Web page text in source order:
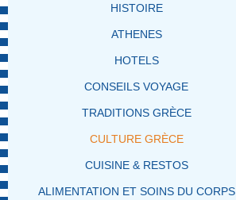
HISTOIRE
ATHENES
HOTELS
CONSEILS VOYAGE
TRADITIONS GRÈCE
CULTURE GRÈCE
CUISINE & RESTOS
ALIMENTATION ET SOINS DU CORPS